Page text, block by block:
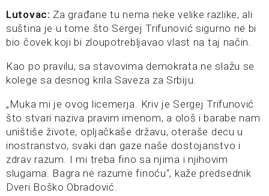
Lutovac: Za građane tu nema neke velike razlike, ali
suština je u tome što Sergej Trifunović sigurno ne bi
bio čovek koji bi zloupotrebljavao vlast na taj način.
Kao po pravilu, sa stavovima demokrata ne slažu se
kolege sa desnog krila Saveza za Srbiju.
„Muka mi je ovog licemerja. Kriv je Sergej Trifunović
što stvari naziva pravim imenom, a ološ i barabe nam
uništiše živote, opljačkaše državu, oteraše decu u
inostranstvo, svaki dan gaze naše dostojanstvo i
zdrav razum. I mi treba fino sa njima i njihovim
slugama. Bagra ne razume finoću“, kaže predsednik
Dveri Boško Obradović.